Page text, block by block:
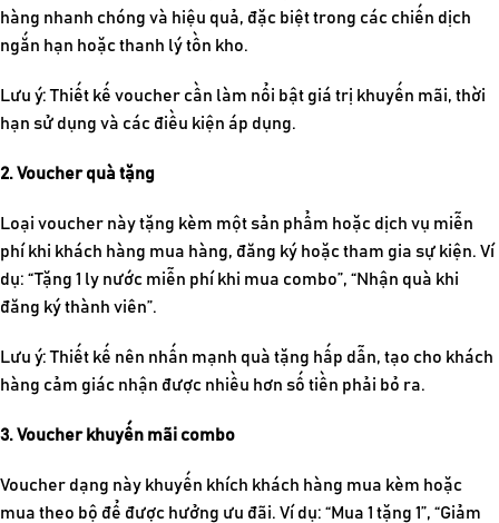
hàng nhanh chóng và hiệu quả, đặc biệt trong các chiến dịch
ngắn hạn hoặc thanh lý tồn kho.
Lưu ý:Thiết kế voucher cần làm nổi bật giá trị khuyến mãi, thời
hạn sử dụng và các điều kiện áp dụng.
2. Voucher quà tặng
Loại voucher này tặng kèm một sản phẩm hoặc dịch vụ miễn
phí khi khách hàng mua hàng, đăng ký hoặc tham gia sự kiện. Ví
dụ: “Tặng 1 ly nước miễn phí khi mua combo”, “Nhận quà khi
đăng ký thành viên”.
Lưu ý: Thiết kế nên nhấn mạnh quà tặng hấp dẫn, tạo cho khách
hàng cảm giác nhận được nhiều hơn số tiền phải bỏ ra.
3. Voucher khuyến mãi combo
Voucher dạng này khuyến khích khách hàng mua kèm hoặc
mua theo bộ để được hưởng ưu đãi. Ví dụ: “Mua 1 tặng 1”, “Giảm